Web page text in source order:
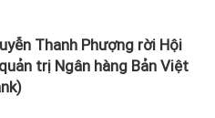
Thanh Phượng rời Hội
trị Ngân hàng Bản Việt